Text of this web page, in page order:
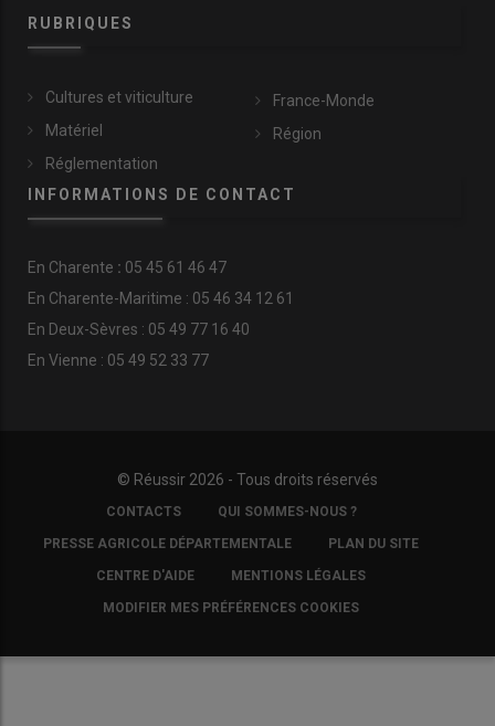
RUBRIQUES
Cultures et viticulture
Matériel
Réglementation
France-Monde
Région
INFORMATIONS DE CONTACT
En Charente : 05 45 61 46 47
En Charente-Maritime : 05 46 34 12 61
En Deux-Sèvres : 05 49 77 16 40
En Vienne : 05 49 52 33 77
© Réussir 2026 - Tous droits réservés
COPYRIGHTCONTACTS QUI SOMMES-NOUS ?
PRESSE AGRICOLE DÉPARTEMENTALE PLAN DU SITE
CENTRE D'AIDE MENTIONS LÉGALES
MODIFIER MES PRÉFÉRENCES COOKIES